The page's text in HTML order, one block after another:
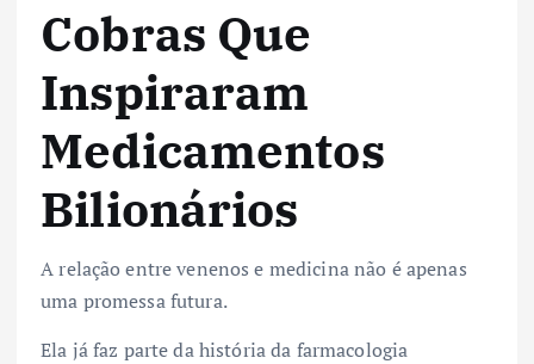
Cobras Que
Inspiraram
Medicamentos
Bilionários
A relação entre venenos e medicina não é apenas
uma promessa futura.
Ela já faz parte da história da farmacologia